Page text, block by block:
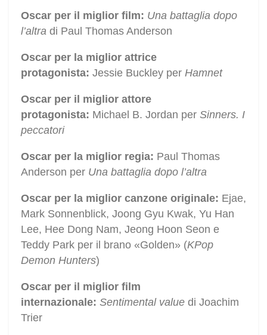
Oscar per il miglior film: Una battaglia dopo
l’altra di Paul Thomas Anderson
Oscar per la miglior attrice
protagonista: Jessie Buckley per Hamnet
Oscar per il miglior attore
protagonista: Michael B. Jordan per Sinners. I
peccatori
Oscar per la miglior regia: Paul Thomas
Anderson per Una battaglia dopo l’altra
Oscar per la miglior canzone originale: Ejae,
Mark Sonnenblick, Joong Gyu Kwak, Yu Han
Lee, Hee Dong Nam, Jeong Hoon Seon e
Teddy Park per il brano «Golden» (KPop
Demon Hunters)
Oscar per il miglior film
internazionale: Sentimental value di Joachim
Trier